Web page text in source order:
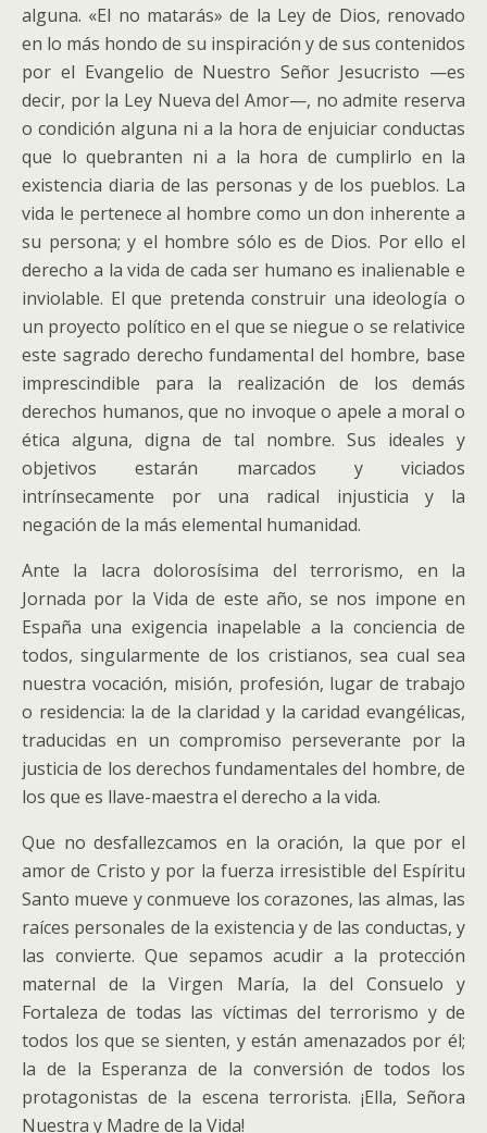
alguna. «El no matarás» de la Ley de Dios, renovado
en lo más hondo de su inspiración y de sus contenidos
por el Evangelio de Nuestro Señor Jesucristo —es
decir, por la Ley Nueva del Amor—, no admite reserva
o condición alguna ni a la hora de enjuiciar conductas
que lo quebranten ni a la hora de cumplirlo en la
existencia diaria de las personas y de los pueblos. La
vida le pertenece al hombre como un don inherente a
su persona; y el hombre sólo es de Dios. Por ello el
derecho a la vida de cada ser humano es inalienable e
inviolable. El que pretenda construir una ideología o
un proyecto político en el que se niegue o se relativice
este sagrado derecho fundamental del hombre, base
imprescindible para la realización de los demás
derechos humanos, que no invoque o apele a moral o
ética alguna, digna de tal nombre. Sus ideales y
objetivos estarán marcados y viciados
intrínsecamente por una radical injusticia y la
negación de la más elemental humanidad.
Ante la lacra dolorosísima del terrorismo, en la
Jornada por la Vida de este año, se nos impone en
España una exigencia inapelable a la conciencia de
todos, singularmente de los cristianos, sea cual sea
nuestra vocación, misión, profesión, lugar de trabajo
o residencia: la de la claridad y la caridad evangélicas,
traducidas en un compromiso perseverante por la
justicia de los derechos fundamentales del hombre, de
los que es llave-maestra el derecho a la vida.
Que no desfallezcamos en la oración, la que por el
amor de Cristo y por la fuerza irresistible del Espíritu
Santo mueve y conmueve los corazones, las almas, las
raíces personales de la existencia y de las conductas, y
las convierte. Que sepamos acudir a la protección
maternal de la Virgen María, la del Consuelo y
Fortaleza de todas las víctimas del terrorismo y de
todos los que se sienten, y están amenazados por él;
la de la Esperanza de la conversión de todos los
protagonistas de la escena terrorista. ¡Ella, Señora
Nuestra y Madre de la Vida!